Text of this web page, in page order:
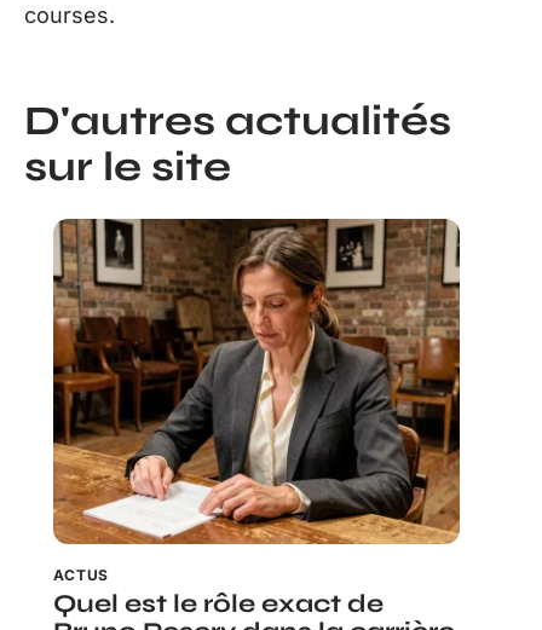
courses.
D'autres actualités
sur le site
ACTUS
Quel est le rôle exact de